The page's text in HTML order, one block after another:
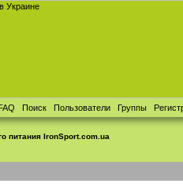
Поиск Пользователи Группы
питания IronSport.com.ua